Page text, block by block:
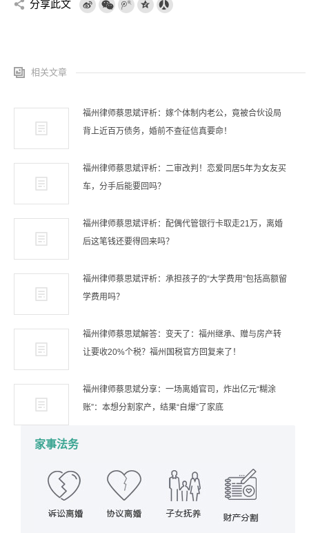
分享此文
相关文章
福州律师蔡思斌评析：嫁个体制内老公，竟被合伙设局
背上近百万债务，婚前不查征信真要命！
福州律师蔡思斌评析：二审改判！恋爱同居5年为女友买
车，分手后能要回吗？
福州律师蔡思斌评析：配偶代管银行卡取走21万，离婚
后这笔钱还要得回来吗？
福州律师蔡思斌评析：承担孩子的“大学费用”包括高额留
学费用吗？
福州律师蔡思斌解答：变天了：福州继承、赠与房产转
让要收20%个税？福州国税官方回复来了！
福州律师蔡思斌分享：一场离婚官司，炸出亿元“糊涂
账”：本想分割家产，结果“自爆”了家底
家事法务